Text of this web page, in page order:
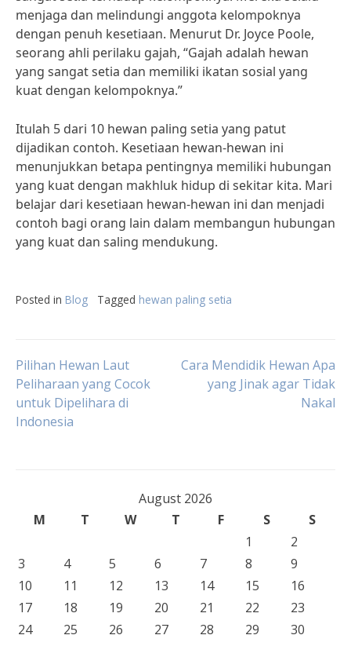
menjaga dan melindungi anggota kelompoknya
dengan penuh kesetiaan. Menurut Dr. Joyce Poole,
seorang ahli perilaku gajah, “Gajah adalah hewan
yang sangat setia dan memiliki ikatan sosial yang
kuat dengan kelompoknya.”
Itulah 5 dari 10 hewan paling setia yang patut
dijadikan contoh. Kesetiaan hewan-hewan ini
menunjukkan betapa pentingnya memiliki hubungan
yang kuat dengan makhluk hidup di sekitar kita. Mari
belajar dari kesetiaan hewan-hewan ini dan menjadi
contoh bagi orang lain dalam membangun hubungan
yang kuat dan saling mendukung.
Posted in Blog Tagged hewan paling setia
Post
navigation
Pilihan Hewan Laut
Peliharaan yang Cocok
untuk Dipelihara di
Indonesia
Cara Mendidik Hewan Apa
yang Jinak agar Tidak
Nakal
August 2026
M
T W T F S
S
1
2
3
4 5 6 7 8
9
10
11 12 13 14 15
16
17
18 19 20 21 22
23
24
25 26 27 28 29
30